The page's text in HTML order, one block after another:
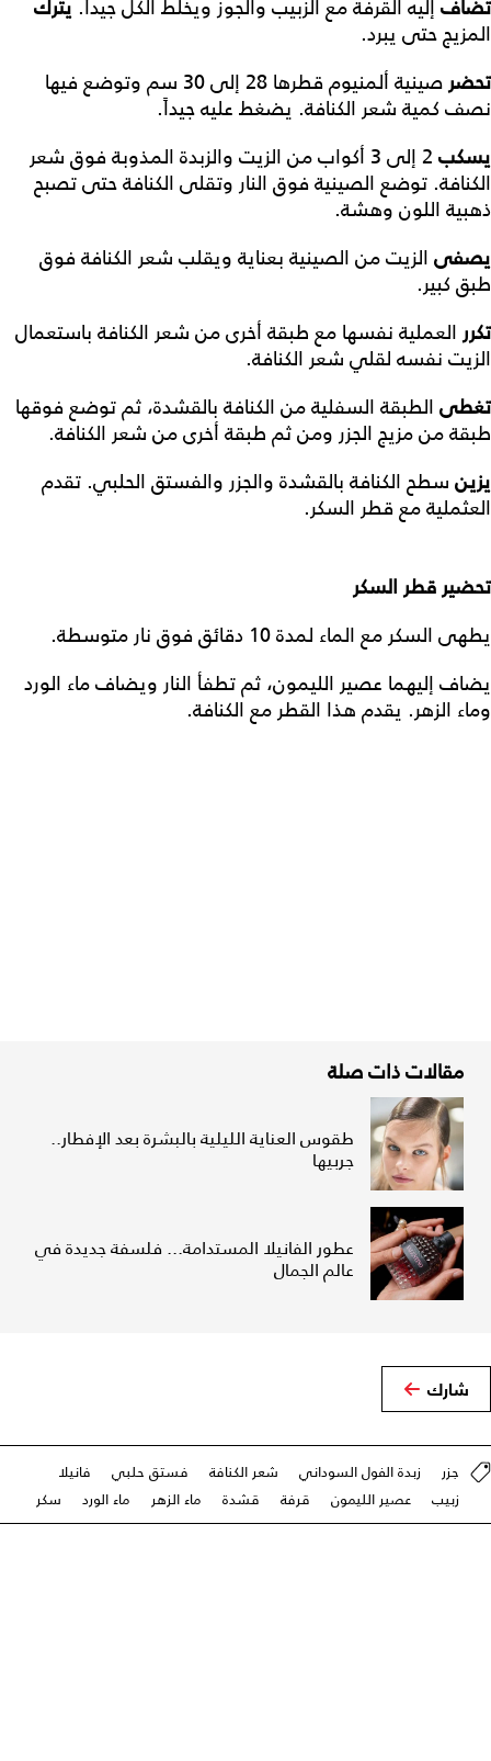
تضاف إليه القرفة مع الزبيب والجوز ويخلط الكل جيداً. يترك
المزيج حتى يبرد.
تحضر
صينية ألمنيوم قطرها 28 إلى 30 سم وتوضع فيها
نصف كمية شعر الكنافة. يضغط عليه جيداً.
يسكب
2 إلى 3 أكواب من الزيت والزبدة المذوبة فوق شعر
الكنافة. توضع الصينية فوق النار وتقلى الكنافة حتى تصبح
ذهبية اللون وهشة.
يصفى الزيت من الصينية بعناية ويقلب شعر الكنافة فوق
طبق كبير.
تكررالعملية نفسها مع طبقة أخرى من شعر الكنافة باستعمال
الزيت نفسه لقلي شعر الكنافة.
تغطى الطبقة السفلية من الكنافة بالقشدة، ثم توضع فوقها
طبقة من مزيج الجزر ومن ثم طبقة أخرى من شعر الكنافة.
يزين سطح الكنافة بالقشدة والجزر والفستق الحلبي. تقدم
العثملية مع قطر السكر.
تحضير قطر السكر
يطهى السكر مع الماء لمدة 10 دقائق فوق نار متوسطة.
يضاف إليهما عصير الليمون، ثم تطفأ النار ويضاف ماء الورد
وماء الزهر. يقدم هذا القطر مع الكنافة.
مقالات ذات صلة
طقوس العناية الليلية بالبشرة بعد الإفطار..
جربيها
عطور الفانيلا المستدامة... فلسفة جديدة في
عالم الجمال
شارك
جزر زبدة الفول السوداني شعر الكنافة فستق حلبي
فانيلا
زبيب
عصير الليمون قرفة قشدة ماء الزهر ماء الورد سكر